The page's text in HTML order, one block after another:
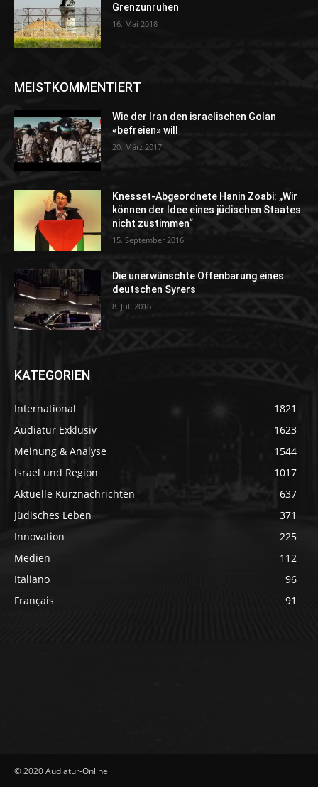
Grenzunruhen
16. Mai 2018
MEISTKOMMENTIERT
Wie der Iran den israelischen Golan
«befreien» will
20. März 2017
Knesset-Abgeordnete Hanin Zoabi: „Wir
können der Idee eines jüdischen Staates
nicht zustimmen“
15. September 2016
Die unerwünschte Offenbarung eines
deutschen Syrers
8. Juli 2016
KATEGORIEN
International
1821
Audiatur Exklusiv
1623
Meinung & Analyse
1544
Israel und Region
1017
Aktuelle Kurznachrichten
637
Jüdisches Leben
371
Innovation
225
Medien
112
Italiano
96
Français
91
© 2020 Audiatur-Online